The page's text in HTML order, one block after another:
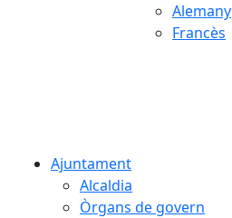
Alemany
Francès
Ajuntament
Alcaldia
Òrgans de govern